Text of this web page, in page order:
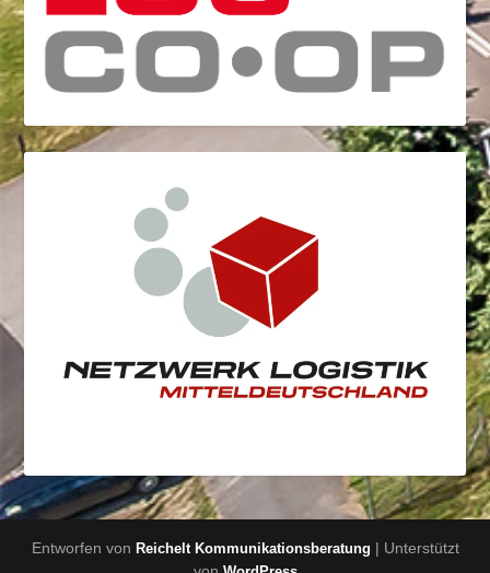
Entworfen von Reichelt Kommunikationsberatung | Unterstützt